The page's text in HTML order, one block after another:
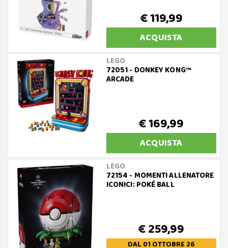
€ 119,99
ACQUISTA
LEGO
72051 - DONKEY KONG™
ARCADE
€ 169,99
ACQUISTA
LEGO
72154 - MOMENTI ALLENATORE
ICONICI: POKÉ BALL
€ 259,99
DAL 01 OTTOBRE 26